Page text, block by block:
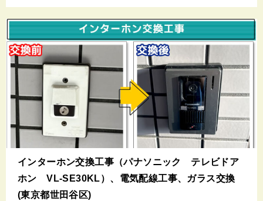
インターホン交換工事（パナソニック テレビドア
ホン VL-SE30KL）、電気配線工事、ガラス交換
(東京都世田谷区)